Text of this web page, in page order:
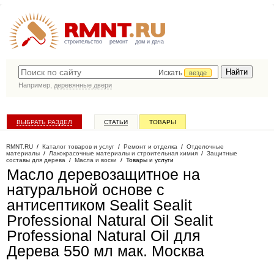
строительство ремонт дом и дача
Искать
везде
Например, деревянные двери
ВЫБРАТЬ РАЗДЕЛ СТАТЬИ ТОВАРЫ
RMNT.RU / Каталог товаров и услуг / Ремонт и отделка / Отделочные
материалы / Лакокрасочные материалы и строительная химия / Защитные
составы для дерева / Масла и воски / Товары и услуги
Масло деревозащитное на
натуральной основе с
антисептиком Sealit Sealit
Professional Natural Oil Sealit
Professional Natural Oil для
Дерева 550 мл мак. Москва